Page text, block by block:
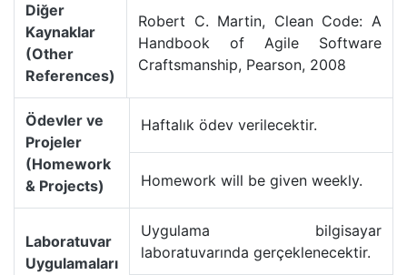
Diğer
Kaynaklar
(Other
References)
Robert C. Martin, Clean Code: A
Handbook of Agile Software
Craftsmanship, Pearson, 2008
Ödevler ve
Projeler
(Homework
& Projects)
Haftalık ödev verilecektir.
Homework will be given weekly.
Laboratuvar
Uygulamaları
Uygulama bilgisayar
laboratuvarında gerçeklenecektir.